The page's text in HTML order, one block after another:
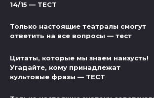
14/15 — ТЕСТ
Только настоящие театралы смогут
ответить на все вопросы — тест
Цитаты, которые мы знаем наизусть!
Угадайте, кому принадлежат
культовые фразы — ТЕСТ